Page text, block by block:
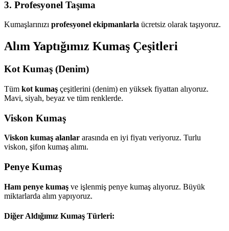
3. Profesyonel Taşıma
Kumaşlarınızı profesyonel ekipmanlarla ücretsiz olarak taşıyoruz.
Alım Yaptığımız Kumaş Çeşitleri
Kot Kumaş (Denim)
Tüm kot kumaş çeşitlerini (denim) en yüksek fiyattan alıyoruz.
Mavi, siyah, beyaz ve tüm renklerde.
Viskon Kumaş
Viskon kumaş alanlar arasında en iyi fiyatı veriyoruz. Turlu
viskon, şifon kumaş alımı.
Penye Kumaş
Ham penye kumaş ve işlenmiş penye kumaş alıyoruz. Büyük
miktarlarda alım yapıyoruz.
Diğer Aldığımız Kumaş Türleri: